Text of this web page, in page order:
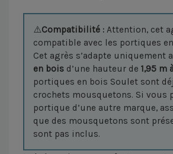
⚠️Compatibilité : Attention, cet
compatible avec les portiques
Cet agrès s’adapte uniquement
en bois d’une hauteur de 1,95 m
portiques en bois Soulet sont
crochets mousquetons. Si vous
portique d’une autre marque,
que des mousquetons sont
sont pas inclus.